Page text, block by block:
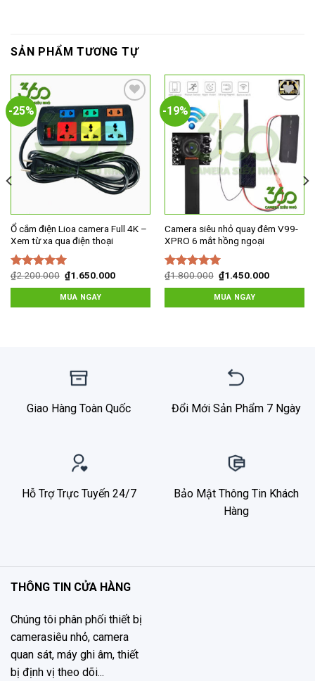
SẢN PHẨM TƯƠNG TỰ
-25%
Add to
wishlist
Ổ cắm điện Lioa camera Full 4K –
Xem từ xa qua điện thoại
Được xếp
hạng5.005
₫2.200.000 Giá
gốc
là:
₫2.200.000.
₫1.650.000Giá
₫1.650.000.
MUA NGAY
-19%
Add to
wishlist
Camera siêu nhỏ quay đêm V99-
XPRO 6 mắt hồng ngoại
Được xếp
hạng5.005
₫1.800.000 Giá
gốc
là:
₫1.800.000.
₫1.450.000Giá
MUA NGAY
Giao Hàng Toàn Quốc Đổi Mới Sản Phẩm 7 Ngày
Hỗ Trợ Trực Tuyến 24/7
Bảo Mật Thông Tin Khách
Hàng
THÔNG TIN CỬA HÀNG
Chúng tôi phân phối thiết bị
camerasiêu nhỏ, camera
quan sát, máy ghi âm, thiết
bị định vị theo dõi...